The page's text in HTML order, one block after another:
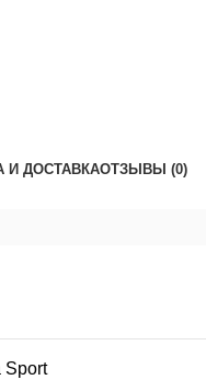
И ДОСТАВКАОТЗЫВЫ (0)
Sport